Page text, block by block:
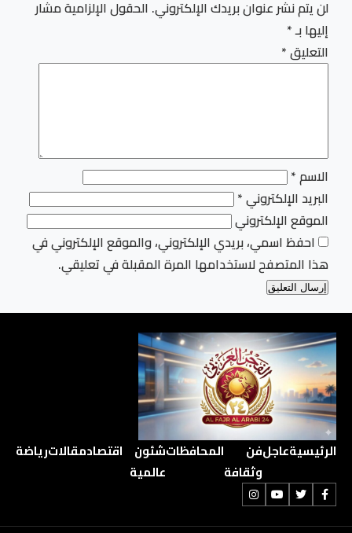
لن يتم نشر عنوان بريدك الإلكتروني. الحقول الإلزامية مشار
إليها بـ*
التعليق*
الاسم*
البريد الإلكتروني*
الموقع الإلكتروني
احفظ اسمي، بريدي الإلكتروني، والموقع الإلكتروني في
هذا المتصفح لاستخدامها المرة المقبلة في تعليقي.
الرئيسيةعاجلفن
وثقافة
المحافظاتشئون
عالمية
اقتصادمقالاترياضة